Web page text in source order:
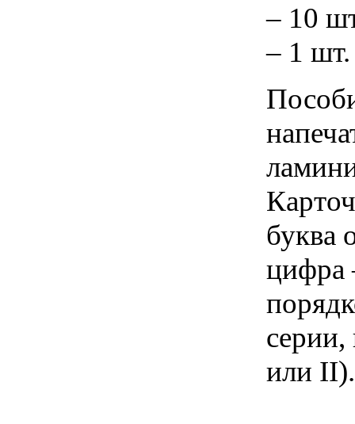
– 10
– 1 шт.
буква
цифра
серии,
или II).